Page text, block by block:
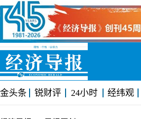
金头条 锐财评 24小时 经纬观